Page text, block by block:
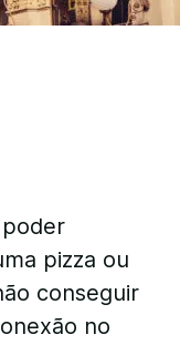
pizza ou
conseguir
no